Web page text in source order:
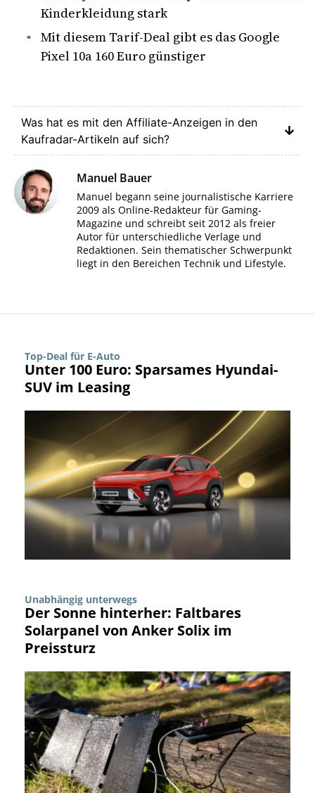
Kinderkleidung stark
Mit diesem Tarif-Deal gibt es das Google
Pixel 10a 160 Euro günstiger
Was hat es mit den Affiliate-Anzeigen in den
Kaufradar-Artikeln auf sich?
Manuel Bauer
Manuel begann seine journalistische Karriere
2009 als Online-Redakteur für Gaming-
Magazine und schreibt seit 2012 als freier
Autor für unterschiedliche Verlage und
Redaktionen. Sein thematischer Schwerpunkt
liegt in den Bereichen Technik und Lifestyle.
Top-Deal für E-Auto
Unter 100 Euro: Sparsames Hyundai-
SUV im Leasing
Unabhängig unterwegs
Der Sonne hinterher: Faltbares
Solarpanel von Anker Solix im
Preissturz